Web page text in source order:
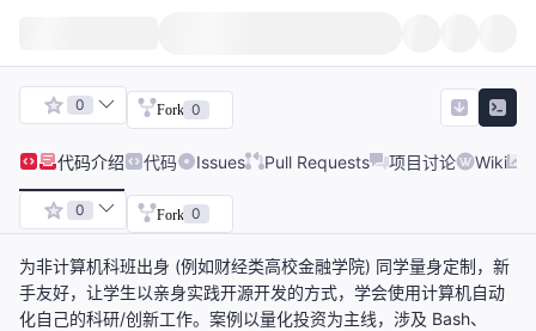
0 Fork 0
代码介绍 代码 Issues Pull Requests 项目讨论 Wiki
0 Fork 0
为非计算机科班出身 (例如财经类高校金融学院) 同学量身定制，新
手友好，让学生以亲身实践开源开发的方式，学会使用计算机自动
化自己的科研/创新工作。案例以量化投资为主线，涉及 Bash、